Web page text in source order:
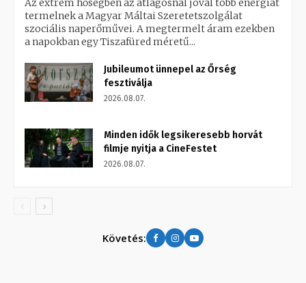
Az extrém hőségben az átlagosnál jóval több energiát
termelnek a Magyar Máltai Szeretetszolgálat
szociális naperőművei. A megtermelt áram ezekben
a napokban egy Tiszafüred méretű...
Jubileumot ünnepel az Őrség
fesztiválja
2026.08.07.
Minden idők legsikeresebb horvát
filmje nyitja a CineFestet
2026.08.07.
Követés: